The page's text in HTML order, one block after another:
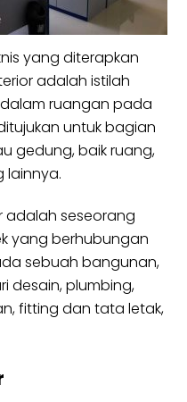
yang diterapkan
adalah istilah
ruangan pada
untuk bagian
gedung, baik ruang,
lainnya.
adalah seseorang
yang berhubungan
sebuah bangunan,
desain, plumbing,
fitting dan tata letak,